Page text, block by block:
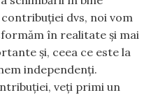
dvs, noi vom
în realitate și mai
și, ceea ce este la
independenți.
veți primi un